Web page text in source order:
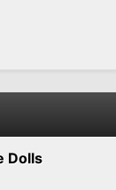
Dolls